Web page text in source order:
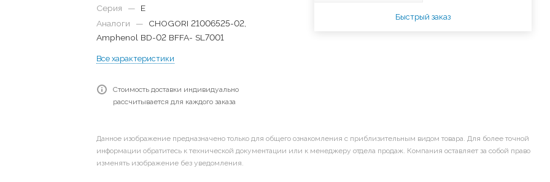
Серия
—
E
Аналоги
—
CHOGORI 21006525-02,
Amphenol BD-02 BFFA- SL7001
Все характеристики
Стоимость доставки индивидуально
рассчитывается для каждого заказа
Быстрый заказ
Данное изображение предназначено только для общего ознакомления с приблизительным видом товара. Для более точной
информации обратитесь к технической документации или к менеджеру отдела продаж. Компания оставляет за собой право
изменять изображение без уведомления.